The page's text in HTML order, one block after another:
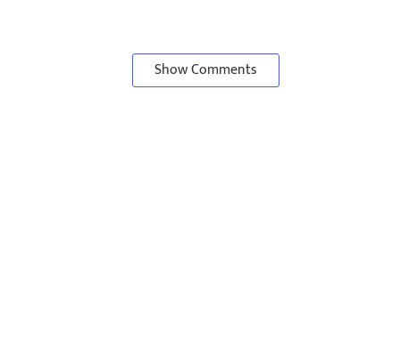
Show Comments